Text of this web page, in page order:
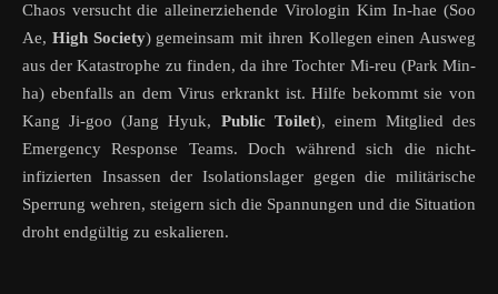
Chaos versucht die alleinerziehende Virologin Kim In-hae (Soo
Ae, High Society) gemeinsam mit ihren Kollegen einen Ausweg
aus der Katastrophe zu finden, da ihre Tochter Mi-reu (Park Min-
ha) ebenfalls an dem Virus erkrankt ist. Hilfe bekommt sie von
Kang Ji-goo (Jang Hyuk, Public Toilet), einem Mitglied des
Emergency Response Teams. Doch während sich die nicht-
infizierten Insassen der Isolationslager gegen die militärische
Sperrung wehren, steigern sich die Spannungen und die Situation
droht endgültig zu eskalieren.